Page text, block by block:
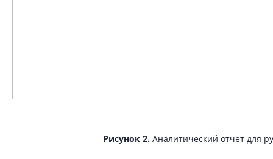
Рисунок 2.Аналитический отчет для